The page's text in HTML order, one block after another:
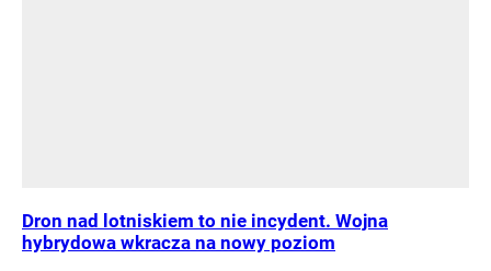
Dron nad lotniskiem to nie incydent. Wojna
hybrydowa wkracza na nowy poziom